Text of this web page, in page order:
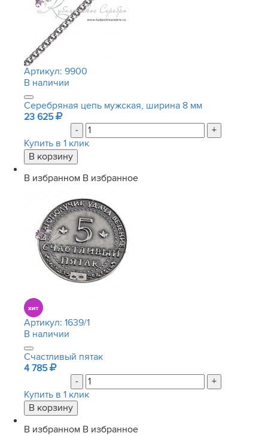
Артикул: 9900
В наличии
Серебряная цепь мужская, ширина 8 мм
23 625
-
+
Купить в 1 клик
В избранном В избранное
Артикул: 1639/1
В наличии
Счастливый пятак
4 785
-
+
Купить в 1 клик
В избранном В избранное